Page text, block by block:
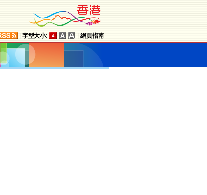
字型大小: 網頁指南